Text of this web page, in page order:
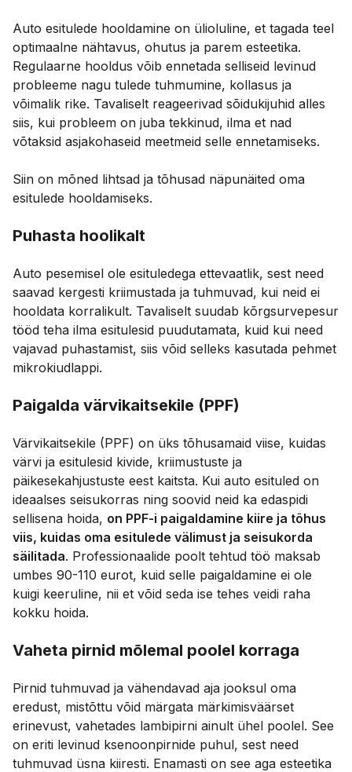
Auto esitulede hooldamine on ülioluline, et tagada teel
optimaalne nähtavus, ohutus ja parem esteetika.
Regulaarne hooldus võib ennetada selliseid levinud
probleeme nagu tulede tuhmumine, kollasus ja
võimalik rike. Tavaliselt reageerivad sõidukijuhid alles
siis, kui probleem on juba tekkinud, ilma et nad
võtaksid asjakohaseid meetmeid selle ennetamiseks.
Siin on mõned lihtsad ja tõhusad näpunäited oma
esitulede hooldamiseks.
Puhasta hoolikalt
Auto pesemisel ole esituledega ettevaatlik, sest need
saavad kergesti kriimustada ja tuhmuvad, kui neid ei
hooldata korralikult. Tavaliselt suudab kõrgsurvepesur
tööd teha ilma esitulesid puudutamata, kuid kui need
vajavad puhastamist, siis võid selleks kasutada pehmet
mikrokiudlappi.
Paigalda värvikaitsekile (PPF)
Värvikaitsekile (PPF) on üks tõhusamaid viise, kuidas
värvi ja esitulesid kivide, kriimustuste ja
päikesekahjustuste eest kaitsta. Kui auto esituled on
ideaalses seisukorras ning soovid neid ka edaspidi
sellisena hoida, on PPF-i paigaldamine kiire ja tõhus
viis, kuidas oma esitulede välimust ja seisukorda
säilitada. Professionaalide poolt tehtud töö maksab
umbes 90-110 eurot, kuid selle paigaldamine ei ole
kuigi keeruline, nii et võid seda ise tehes veidi raha
kokku hoida.
Vaheta pirnid mõlemal poolel korraga
Pirnid tuhmuvad ja vähendavad aja jooksul oma
eredust, mistõttu võid märgata märkimisväärset
erinevust, vahetades lambipirni ainult ühel poolel. See
on eriti levinud ksenoonpirnide puhul, sest need
tuhmuvad üsna kiiresti. Enamasti on see aga esteetika